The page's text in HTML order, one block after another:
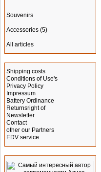
Souvenirs
Accessories (5)
All articles
Shipping costs
Conditions of Use's
Privacy Policy
Impressum
Battery Ordinance
Returnsright of
Newsletter
Contact
other our Partners
EDV service